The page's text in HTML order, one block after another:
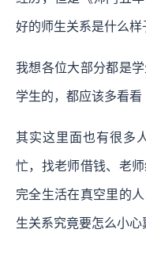
好的师生关系是什么样
我想各位大部分都是
学生的，都应该多看看
其实这里面也有很多
忙，找老师借钱、老
完全生活在真空里的
生关系究竟要怎么小心